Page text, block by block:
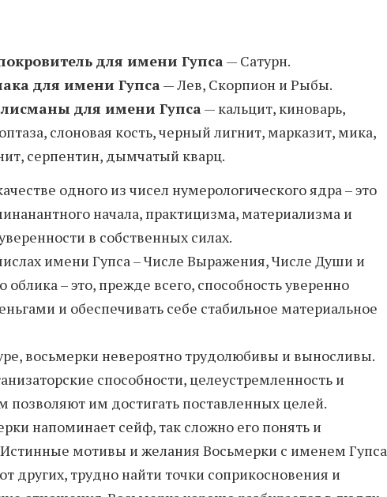
для имени Гупса — Сатурн.
для имени Гупса — Лев, Скорпион и Рыбы.
для имени Гупса — кальцит, киноварь,
слоновая кость, черный лигнит, марказит, мика,
серпентин, дымчатый кварц.
одного из чисел нумерологического ядра – это
начала, практицизма, материализма и
в собственных силах.
имени Гупса – Числе Выражения, Числе Души и
– это, прежде всего, способность уверенно
и обеспечивать себе стабильное материальное
восьмерки невероятно трудолюбивы и выносливы.
способности, целеустремленность и
позволяют им достигать поставленных целей.
напоминает сейф, так сложно его понять и
мотивы и желания Восьмерки с именем Гупса
других, трудно найти точки соприкосновения и